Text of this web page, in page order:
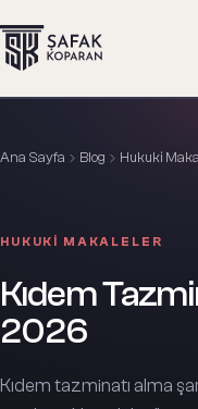
Ana Sayfa Blog Hukuki
HUKUKI MAKALELER
Kıdem
2026
Kıdem tazminatı alma